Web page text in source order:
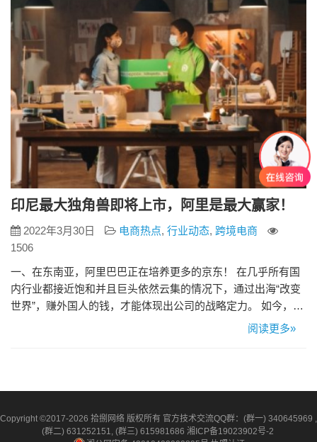
印尼最大独角兽即将上市，阿里是最大赢家！
2022年3月30日 电商热点, 行业动态, 跨境电商
1506
一、在东南亚，阿里巴巴正在培养更多的京东！ 在几乎所有国
内行业都接近饱和并且巨头依然云集的情况下，通过出海“改变
世界”，赚外国人的钱，才能体现出公司的战略定力。 如今，随
着3月份的结束，整个东南亚都在关注着一件即将发生的大事：
阅读更多»
Copyright ©2017-2026 拾捌网络 版权所有 官方技术交流QQ群：(群一) 340645969 ,
(群二) 631252151, (群三) 615981686 湘ICP备19023902号-2